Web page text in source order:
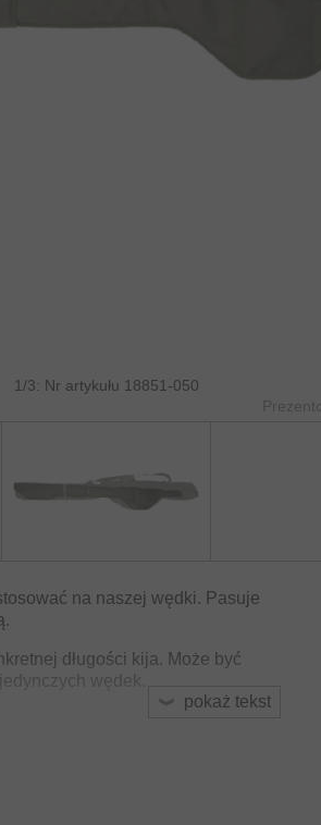
1/3: Nr artykułu 18851-050
pokaż tekst
na naszej wędki. Pasuje
długości kija. Może być
wędek.